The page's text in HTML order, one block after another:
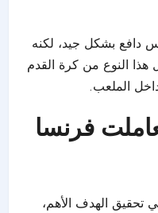
دافع بشكل جيد، لكنه
النوع من كرة القدم
داخل الملعب.
فرنسا
تحقيق الهدف الأهم،